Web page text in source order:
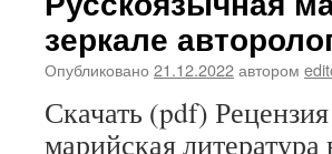
зеркале
Опубликовано 21.12.2022автором
Скачать (pdf)
марийская литература